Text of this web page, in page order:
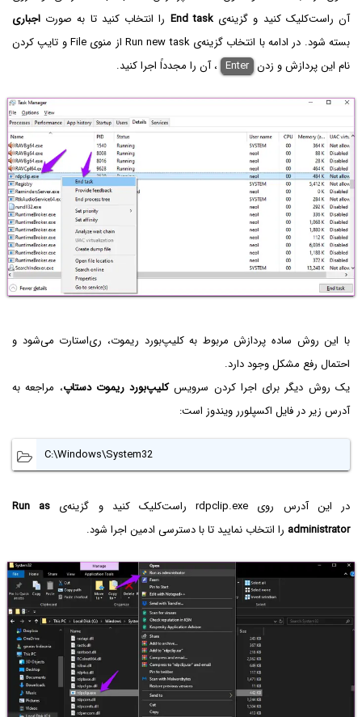
آن راست‌کلیک کنید و گزینه‌یEnd task را انتخاب کنید تا به صورت اجباری
بسته شود. در ادامه با انتخاب گزینه‌ی Run new task از منوی File و تایپ کردن
نام این پردازش و زدن Enter ، آن را مجدداً اجرا کنید.
با این روش ساده پردازش مربوط به کلیپ‌بورد ریموت، ری‌استارت می‌شود و
احتمال رفع مشکل وجود دارد.
یک روش دیگر برای اجرا کردن سرویسکلیپ‌بورد ریموت دستاپ، مراجعه به
آدرس زیر در فایل اکسپلورر ویندوز است:
C:\Windows\System32
در این آدرس روی rdpclip.exe راست‌کلیک کنید و گزینه‌ی
Run as
administrator را انتخاب نمایید تا با دسترسی ادمین اجرا شود.